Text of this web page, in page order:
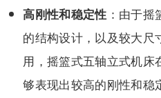
高刚性和稳定性 ：由于
的结构设计，以及较大尺
用，摇篮式五轴立式机床
够表现出较高的刚性和稳